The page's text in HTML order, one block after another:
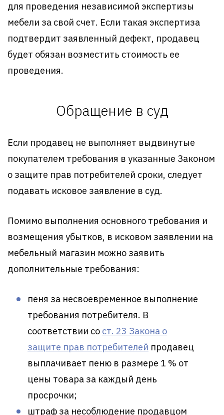
для проведения независимой экспертизы
мебели за свой счет. Если такая экспертиза
подтвердит заявленный дефект, продавец
будет обязан возместить стоимость ее
проведения.
Обращение в суд
Если продавец не выполняет выдвинутые
покупателем требования в указанные Законом
о защите прав потребителей сроки, следует
подавать исковое заявление в суд.
Помимо выполнения основного требования и
возмещения убытков, в исковом заявлении на
мебельный магазин можно заявить
дополнительные требования:
пеня за несвоевременное выполнение
требования потребителя. В
соответствии со ст. 23 Закона о
защите прав потребителей продавец
выплачивает пеню в размере 1 % от
цены товара за каждый день
просрочки;
штраф за несоблюдение продавцом